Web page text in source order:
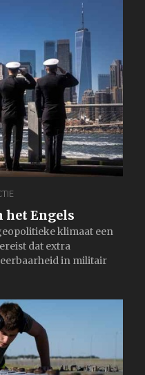
het Engels
klimaat een
dat extra
in militair